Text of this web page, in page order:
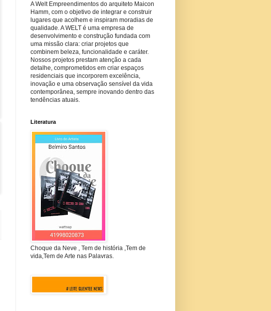
A Welt Empreendimentos do arquiteto Maicon
Hamm, com o objetivo de integrar e construir
lugares que acolhem e inspiram moradias de
qualidade. A WELT é uma empresa de
desenvolvimento e construção fundada com
uma missão clara: criar projetos que
combinem beleza, funcionalidade e caráter.
Nossos projetos prestam atenção a cada
detalhe, comprometidos em criar espaços
residenciais que incorporem excelência,
inovação e uma observação sensível da vida
contemporânea, sempre inovando dentro das
tendências atuais.
Literatura
Choque da Neve , Tem de história ,Tem de
vida,Tem de Arte nas Palavras.